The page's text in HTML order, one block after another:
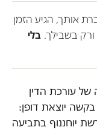
אותך, הגיע הזמן
בשבילך. בלי
עורכת הדין
יוצאת דופן:
יוחננוף בתביעה